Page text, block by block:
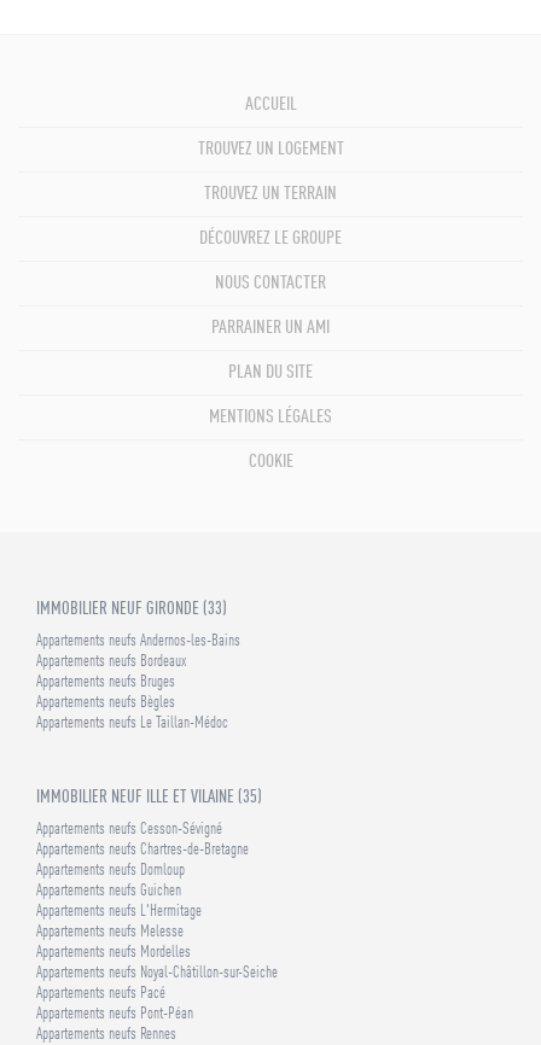
ACCUEIL
TROUVEZ UN LOGEMENT
TROUVEZ UN TERRAIN
DÉCOUVREZ LE GROUPE
NOUS CONTACTER
PARRAINER UN AMI
PLAN DU SITE
MENTIONS LÉGALES
COOKIE
IMMOBILIER NEUF GIRONDE (33)
Appartements neufs Andernos-les-Bains
Appartements neufs Bordeaux
Appartements neufs Bruges
Appartements neufs Bègles
Appartements neufs Le Taillan-Médoc
IMMOBILIER NEUF ILLE ET VILAINE (35)
Appartements neufs Cesson-Sévigné
Appartements neufs Chartres-de-Bretagne
Appartements neufs Domloup
Appartements neufs Guichen
Appartements neufs L'Hermitage
Appartements neufs Melesse
Appartements neufs Mordelles
Appartements neufs Noyal-Châtillon-sur-Seiche
Appartements neufs Pacé
Appartements neufs Pont-Péan
Appartements neufs Rennes